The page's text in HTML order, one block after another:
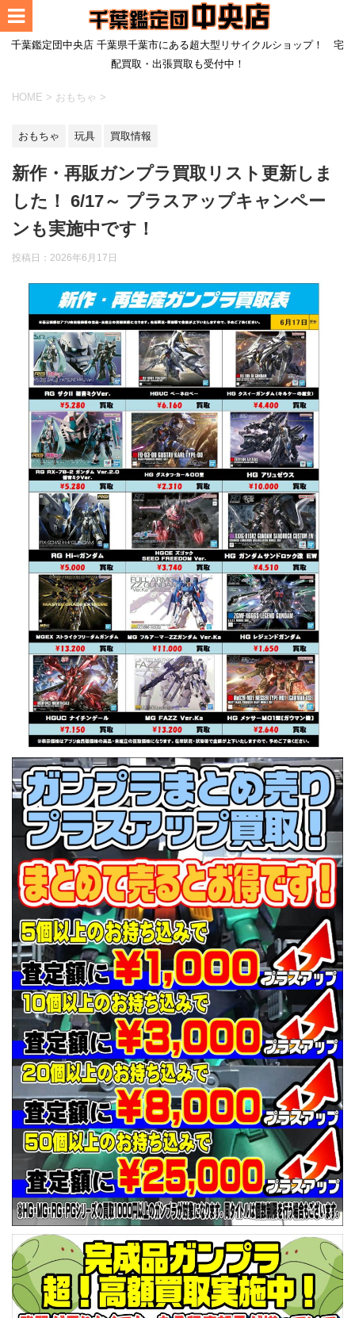
千葉鑑定団中央店 千葉県千葉市にある超大型リサイクルショップ！ 宅
配買取・出張買取も受付中！
HOME > おもちゃ >
おもちゃ 玩具 買取情報
新作・再販ガンプラ買取リスト更新しま
した！ 6/17～ プラスアップキャンペー
ンも実施中です！
投稿日：2026年6月17日